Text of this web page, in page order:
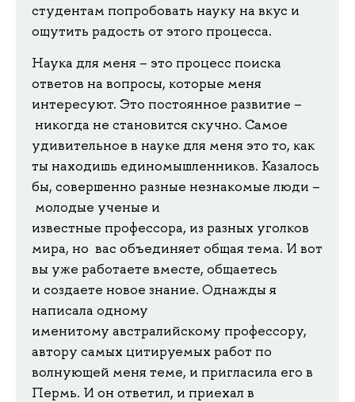
студентам попробовать науку на вкус и
ощутить радость от этого процесса.
Наука для меня – это процесс поиска
ответов на вопросы, которые меня
интересуют. Это постоянное развитие –
никогда не становится скучно. Самое
удивительное в науке для меня это то, как
ты находишь единомышленников. Казалось
бы, совершенно разные незнакомые люди –
молодые ученые и
известные профессора, из разных уголков
мира, но вас объединяет общая тема. И вот
вы уже работаете вместе, общаетесь
и создаете новое знание. Однажды я
написала одному
именитому австралийскому профессору,
автору самых цитируемых работ по
волнующей меня теме, и пригласила его в
Пермь. И он ответил, и приехал в